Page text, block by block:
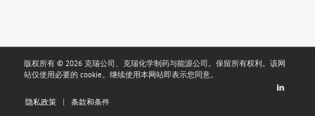
版权所有 © 2026 克瑞公司、克瑞化学制药与能源公司。保留所有权利。该网
站仅使用必要的 cookie。继续使用本网站即表示您同意。
隐私政策 条款和条件